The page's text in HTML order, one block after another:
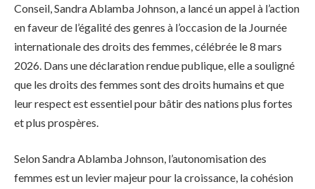
Conseil, Sandra Ablamba Johnson, a lancé un appel à l’action
en faveur de l’égalité des genres à l’occasion de la Journée
internationale des droits des femmes, célébrée le 8 mars
2026. Dans une déclaration rendue publique, elle a souligné
que les droits des femmes sont des droits humains et que
leur respect est essentiel pour bâtir des nations plus fortes
et plus prospères.
Selon Sandra Ablamba Johnson, l’autonomisation des
femmes est un levier majeur pour la croissance, la cohésion